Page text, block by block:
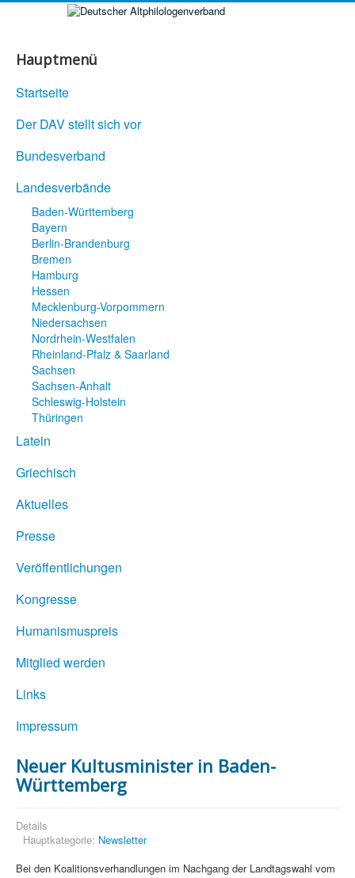
Hauptmenü
Startseite
Der DAV stellt sich vor
Bundesverband
Landesverbände
Baden-Württemberg
Bayern
Berlin-Brandenburg
Bremen
Hamburg
Hessen
Mecklenburg-Vorpommern
Niedersachsen
Nordrhein-Westfalen
Rheinland-Pfalz & Saarland
Sachsen
Sachsen-Anhalt
Schleswig-Holstein
Thüringen
Latein
Griechisch
Aktuelles
Presse
Veröffentlichungen
Kongresse
Humanismuspreis
Mitglied werden
Links
Impressum
Neuer Kultusminister in Baden-
Württemberg
Details
Hauptkategorie: Newsletter
Bei den Koalitionsverhandlungen im Nachgang der Landtagswahl vom